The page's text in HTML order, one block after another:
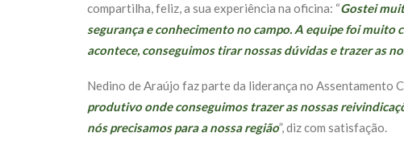
compartilha, feliz, a sua experiência na oficina: “Gostei
segurança e conhecimento no campo. A equipe foi muito
acontece, conseguimos tirar nossas dúvidas e trazer as
Nedino de Araújo faz parte da liderança no Assentamento
produtivo onde conseguimos trazer as nossas
nós precisamos para a nossa região”, diz com satisfação.